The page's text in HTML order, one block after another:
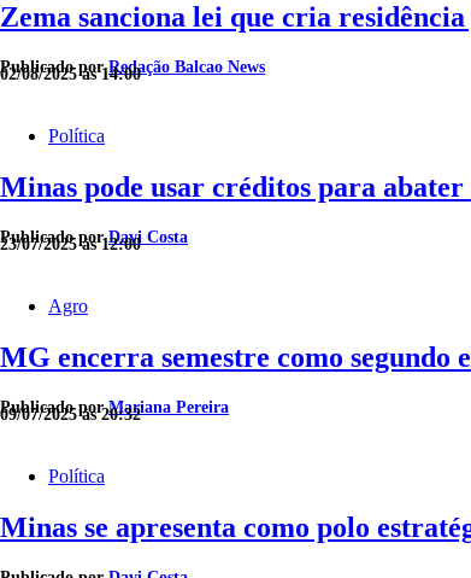
Zema sanciona lei que cria
Publicado porRedação Balcao News
02/08/2025 às 14:00
Política
Minas pode usar créditos para
Publicado porDavi Costa
23/07/2025 às 12:00
Agro
MG encerra semestre como
Publicado porMariana Pereira
09/07/2025 às 20:32
Política
Minas se apresenta como polo